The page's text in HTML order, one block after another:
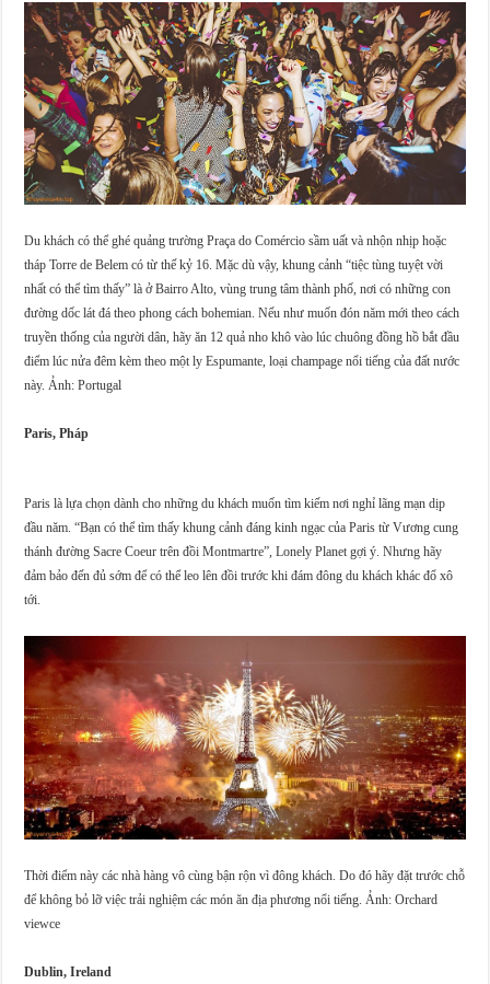
Du khách có thể ghé quảng trường Praça do Comércio sầm uất và nhộn nhịp hoặc
tháp Torre de Belem có từ thế kỷ 16. Mặc dù vậy, khung cảnh “tiệc tùng tuyệt vời
nhất có thể tìm thấy” là ở Bairro Alto, vùng trung tâm thành phố, nơi có những con
đường dốc lát đá theo phong cách bohemian. Nếu như muốn đón năm mới theo cách
truyền thống của người dân, hãy ăn 12 quả nho khô vào lúc chuông đồng hồ bắt đầu
điểm lúc nửa đêm kèm theo một ly Espumante, loại champage nổi tiếng của đất nước
này. Ảnh: Portugal
Paris, Pháp
Paris là lựa chọn dành cho những du khách muốn tìm kiếm nơi nghỉ lãng mạn dịp
đầu năm. “Bạn có thể tìm thấy khung cảnh đáng kinh ngạc của Paris từ Vương cung
thánh đường Sacre Coeur trên đồi Montmartre”, Lonely Planet gợi ý. Nhưng hãy
đảm bảo đến đủ sớm để có thể leo lên đồi trước khi đám đông du khách khác đổ xô
tới.
Thời điểm này các nhà hàng vô cùng bận rộn vì đông khách. Do đó hãy đặt trước chỗ
để không bỏ lỡ việc trải nghiệm các món ăn địa phương nổi tiếng. Ảnh: Orchard
viewce
Dublin, Ireland